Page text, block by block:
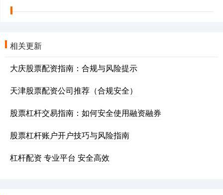
相关更新
大庆股票配资指南：合规与风险提示
天津股票配资公司推荐（合规安全）
股票杠杆交易指南：如何安全使用融资融券
股票杠杆账户开户技巧与风险指南
杠杆配资 专业平台 安全高效